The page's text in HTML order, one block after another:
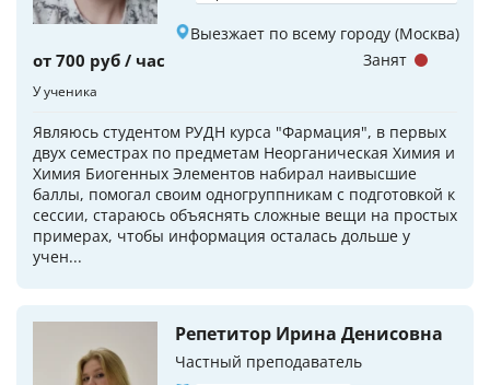
Выезжает по всему городу (Москва)
от 700 руб / час
У ученика
Являюсь студентом РУДН курса "Фармация", в первых
двух семестрах по предметам Неорганическая Химия и
Химия Биогенных Элементов набирал наивысшие
баллы, помогал своим одногруппникам с подготовкой к
сессии, стараюсь объяснять сложные вещи на простых
примерах, чтобы информация осталась дольше у
учен...
Занят
Репетитор Ирина Денисовна
Частный преподаватель